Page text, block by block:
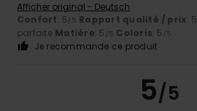
Afficher original - Deutsch
Confort: 5/5 Rapport qualité / prix: 5
parfaite Matière: 5 /5 Coloris: 5 /5
Je recommande ce produit
5/5